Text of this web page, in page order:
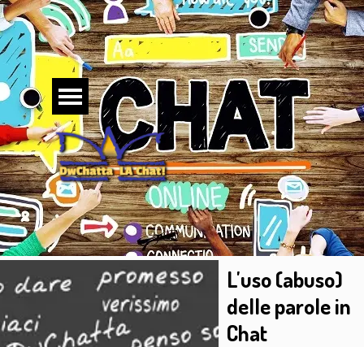
Vai ai contenuti
Salta menù
L'uso (abuso)
delle parole in
Chat